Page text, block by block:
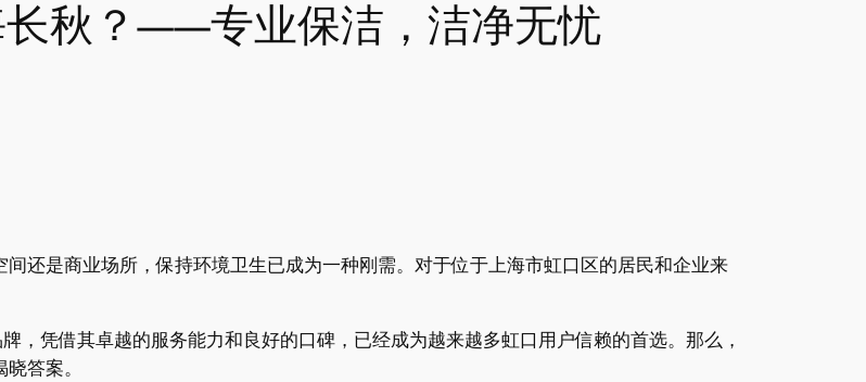
秋？——专业保洁，洁净无忧
还是商业场所，保持环境卫生已成为一种刚需。对于位于上海市虹口区的居民和企业来
，凭借其卓越的服务能力和良好的口碑，已经成为越来越多虹口用户信赖的首选。那么，
答案。